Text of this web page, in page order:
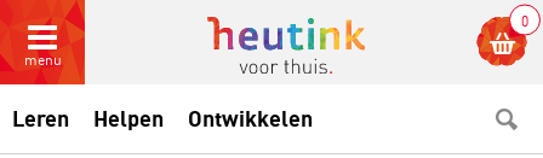
menu
0
Leren Helpen Ontwikkelen